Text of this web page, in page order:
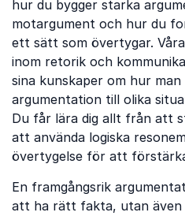
hur du bygger starka
motargument och hur du
ett sätt som övertygar.
inom retorik och
sina kunskaper om hur man
argumentation till olika
Du får lära dig allt från att
att använda logiska
övertygelse för att
En framgångsrik
att ha rätt fakta, utan även